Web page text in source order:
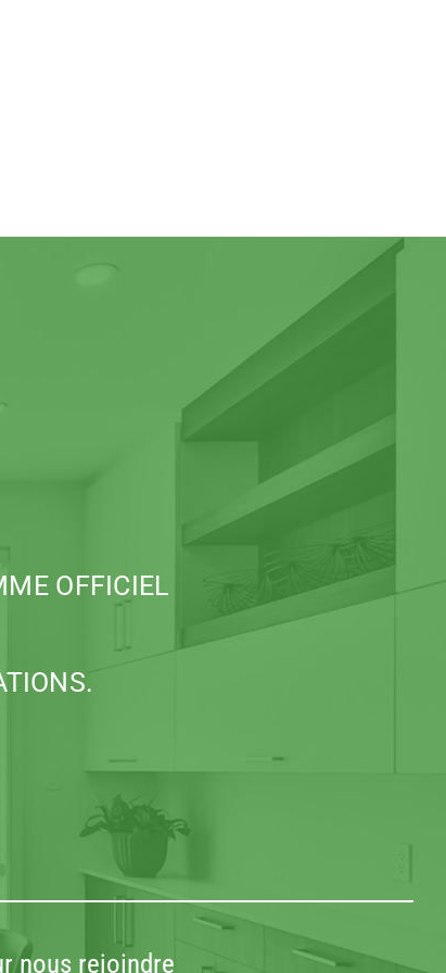
OFFICIEL
nous rejoindre